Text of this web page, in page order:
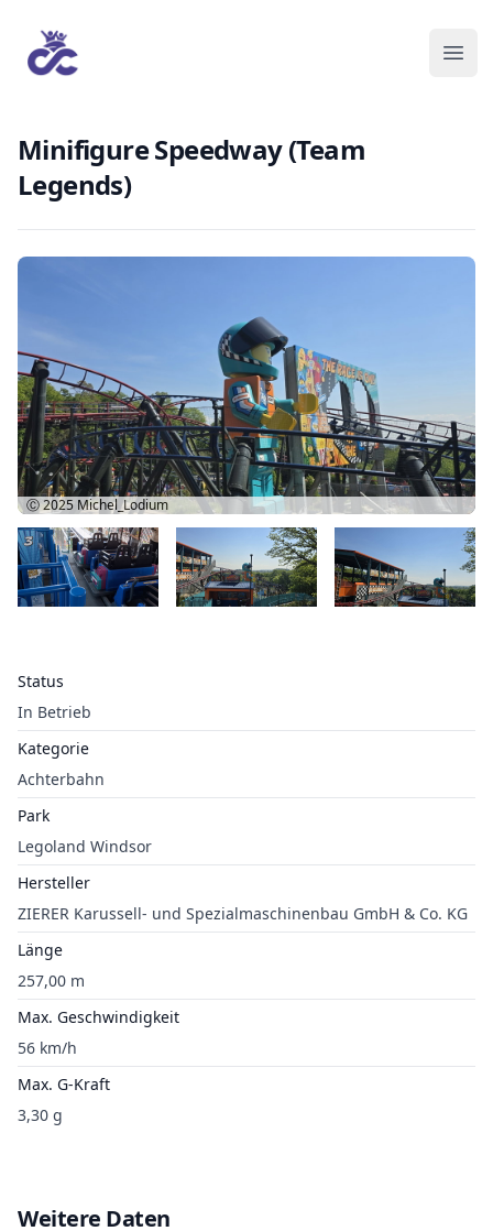
Minifigure Speedway (Team
Legends)
Status
In Betrieb
Kategorie
Achterbahn
Park
Legoland Windsor
Hersteller
ZIERER Karussell- und Spezialmaschinenbau GmbH & Co. KG
Länge
257,00 m
Max. Geschwindigkeit
56 km/h
Max. G-Kraft
3,30 g
Ⓒ 2025 Michel_Lodium
Weitere Daten